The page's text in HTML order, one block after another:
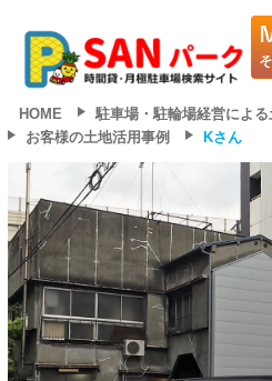
HOME
駐車場・駐輪場経営によ
お客様の土地活用事例
Kさん